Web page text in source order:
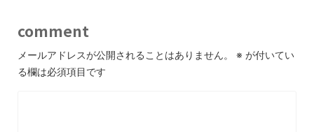
comment
メールアドレスが公開されることはありません。 ※ が付いてい
る欄は必須項目です